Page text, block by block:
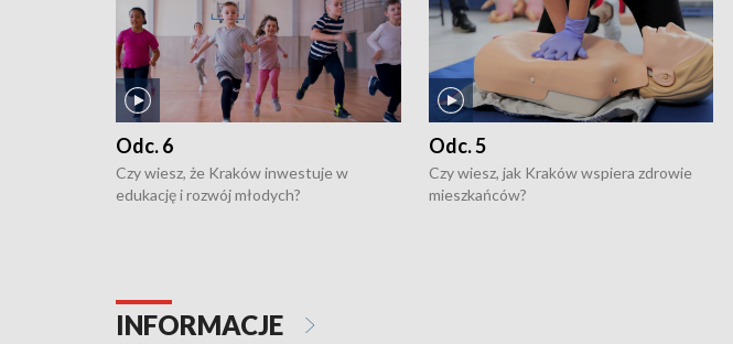
Odc. 6
Czy wiesz, że Kraków inwestuje w
edukację i rozwój młodych?
Odc. 5
Czy wiesz, jak Kraków wspiera zdrowie
mieszkańców?
INFORMACJE